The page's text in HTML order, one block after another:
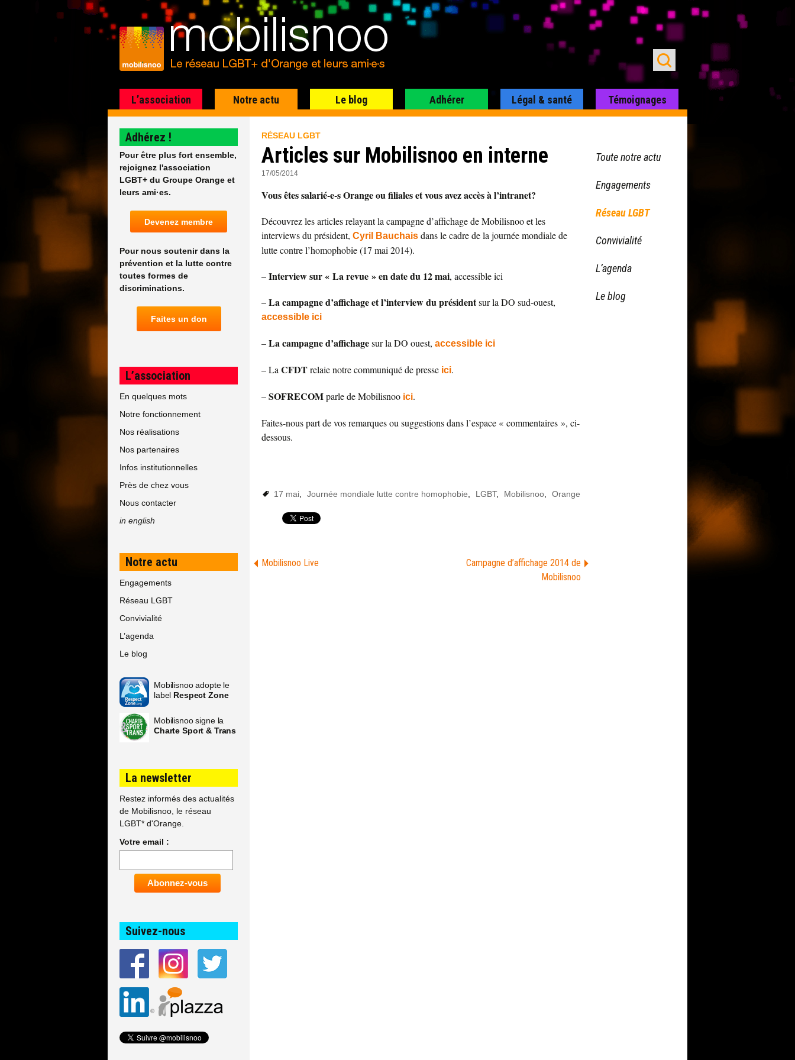
L’association Notre actu Le blog Adhérer Légal & santé Témoignages
RÉSEAU LGBT
Articles sur Mobilisnoo en interne
17/05/2014
Vous êtes salarié-e-s Orange ou filiales et vous avez accès à l’intranet?
Découvrez les articles relayant la campagne d’affichage de Mobilisnoo et les
interviews du président, Cyril Bauchais dans le cadre de la journée mondiale de
lutte contre l’homophobie (17 mai 2014).
–Interview sur « La revue » en date du 12 mai, accessible ici
–La campagne d’affichage et l’interview du présidentsur la DO sud-ouest,
accessible ici
–La campagne d’affichagesur la DO ouest, accessible ici
– La CFDTrelaie notre communiqué de presse ici.
–SOFRECOMparle de Mobilisnoo ici.
Faites-nous part de vos remarques ou suggestions dans l’espace « commentaires », ci-
dessous.
17 mai Journée mondiale lutte contre homophobie LGBT, Mobilisnoo Orange
Mobilisnoo Live
Campagne d’affichage 2014 de
Mobilisnoo
Adhérez !
Pour être plus fort ensemble,
rejoignez l'association
LGBT+ du Groupe Orange et
leurs ami·es.
Devenez membre
Pour nous soutenir dans la
prévention et la lutte contre
toutes formes de
discriminations.
Faites un don
L’association
En quelques mots
Notre fonctionnement
Nos réalisations
Nos partenaires
Infos institutionnelles
Près de chez vous
Nous contacter
in english
Notre actu
Engagements
Réseau LGBT
Convivialité
L’agenda
Le blog
Mobilisnoo adopte le
label Respect Zone
Mobilisnoo signe la
Charte Sport & Trans
La newsletter
Restez informés des actualités
de Mobilisnoo, le réseau
LGBT* d'Orange.
Votre email :
Suivez-nous
Toute notre actu
Engagements
Réseau LGBT
Convivialité
L’agenda
Le blog